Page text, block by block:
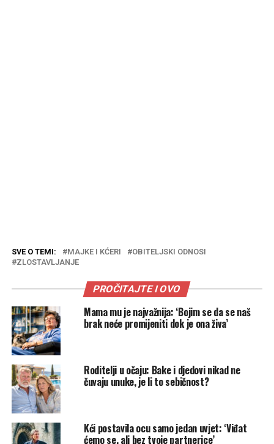
SVE O TEMI: MAJKE I KĆERI
OBITELJSKI ODNOSI
ZLOSTAVLJANJE
PROČITAJTE I OVO
Mama mu je najvažnija: ‘Bojim se da se naš
brak neće promijeniti dok je ona živa’
Roditelji u očaju: Bake i djedovi nikad ne
čuvaju unuke, je li to sebičnost?
Kći postavila ocu samo jedan uvjet: ‘Viđat
ćemo se, ali bez tvoje partnerice’